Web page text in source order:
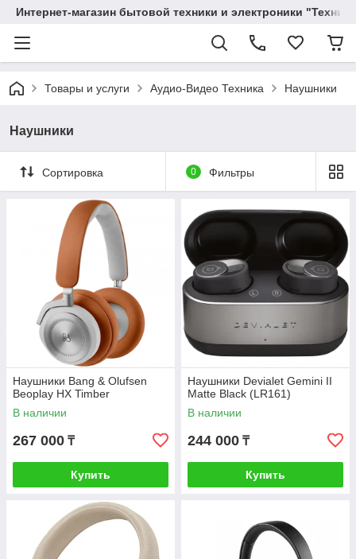
Интернет-магазин бытовой техники и электроники
Товары и услуги Аудио-Видео Техника Наушники
Наушники
Сортировка 0 Фильтры
Наушники Bang & Olufsen
Beoplay HX Timber
В наличии
267 000 ₸
Купить
Наушники Devialet Gemini II
Matte Black (LR161)
В наличии
244 000 ₸
Купить